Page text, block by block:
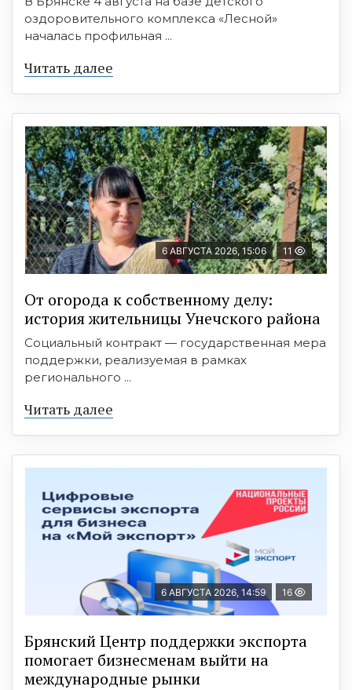
оздоровительного комплекса «Лесной»
началась профильная ...
Читать далее
6 АВГУСТА 2026, 15:06 11
От огорода к собственному делу:
история жительницы Унечского района
Социальный контракт — государственная мера
поддержки, реализуемая в рамках
регионального ...
Читать далее
6 АВГУСТА 2026, 14:59 16
Брянский Центр поддержки экспорта
помогает бизнесменам выйти на
международные рынки